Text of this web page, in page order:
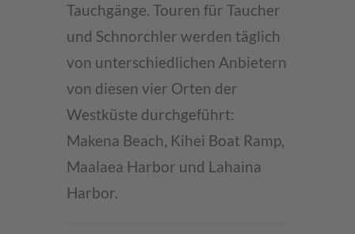
Tauchgänge. Touren für Taucher
und Schnorchler werden täglich
von unterschiedlichen Anbietern
von diesen vier Orten der
Westküste durchgeführt:
Makena Beach, Kihei Boat Ramp,
Maalaea Harbor und Lahaina
Harbor.